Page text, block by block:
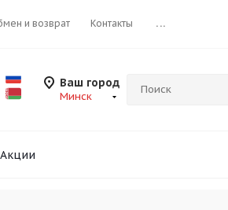
и возврат Контакты ...
Ваш город
Минск
Акции